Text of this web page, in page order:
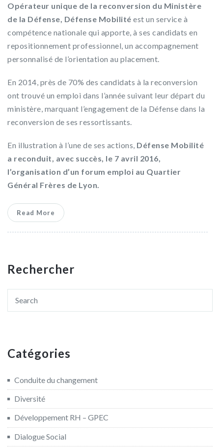
Opérateur unique de la reconversion du Ministère
de la Défense, Défense Mobilité est un service à
compétence nationale qui apporte, à ses candidats en
repositionnement professionnel, un accompagnement
personnalisé de l’orientation au placement.
En 2014, près de 70% des candidats à la reconversion
ont trouvé un emploi dans l’année suivant leur départ du
ministère, marquant l’engagement de la Défense dans la
reconversion de ses ressortissants.
En illustration à l’une de ses actions, Défense Mobilité
a reconduit, avec succès, le 7 avril 2016,
l’organisation d’un forum emploi au Quartier
Général Frères de Lyon.
Read More
Rechercher
Catégories
Conduite du changement
Diversité
Développement RH – GPEC
Dialogue Social